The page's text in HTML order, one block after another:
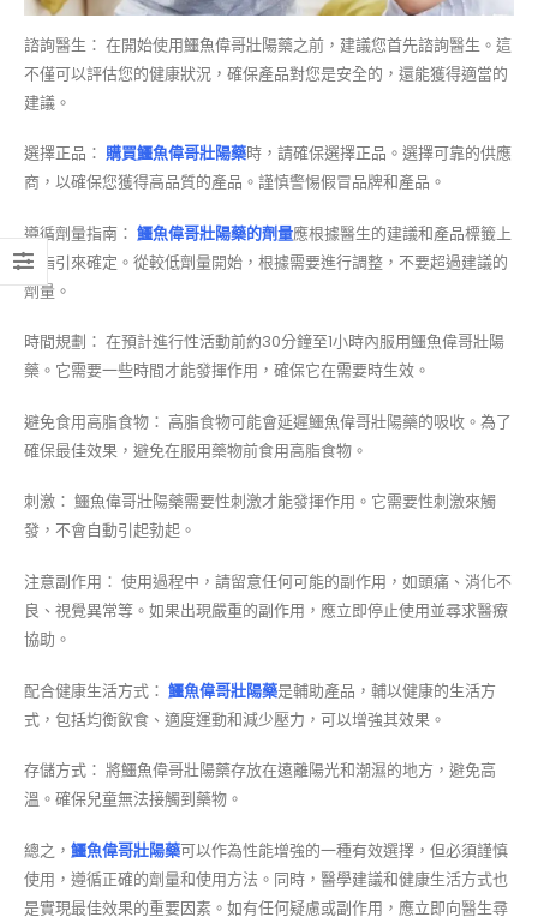
諮詢醫生： 在開始使用鱷魚偉哥壯陽藥之前，建議您首先諮詢醫生。這
不僅可以評估您的健康狀況，確保產品對您是安全的，還能獲得適當的
建議。
選擇正品： 購買鱷魚偉哥壯陽藥時，請確保選擇正品。選擇可靠的供應
商，以確保您獲得高品質的產品。謹慎警惕假冒品牌和產品。
遵循劑量指南： 鱷魚偉哥壯陽藥的劑量應根據醫生的建議和產品標籤上
的指引來確定。從較低劑量開始，根據需要進行調整，不要超過建議的
劑量。
時間規劃： 在預計進行性活動前約30分鐘至1小時內服用鱷魚偉哥壯陽
藥。它需要一些時間才能發揮作用，確保它在需要時生效。
避免食用高脂食物： 高脂食物可能會延遲鱷魚偉哥壯陽藥的吸收。為了
確保最佳效果，避免在服用藥物前食用高脂食物。
刺激： 鱷魚偉哥壯陽藥需要性刺激才能發揮作用。它需要性刺激來觸
發，不會自動引起勃起。
注意副作用： 使用過程中，請留意任何可能的副作用，如頭痛、消化不
良、視覺異常等。如果出現嚴重的副作用，應立即停止使用並尋求醫療
協助。
配合健康生活方式： 鱷魚偉哥壯陽藥是輔助產品，輔以健康的生活方
式，包括均衡飲食、適度運動和減少壓力，可以增強其效果。
存儲方式： 將鱷魚偉哥壯陽藥存放在遠離陽光和潮濕的地方，避免高
溫。確保兒童無法接觸到藥物。
總之， 鱷魚偉哥壯陽藥可以作為性能增強的一種有效選擇，但必須謹慎
使用，遵循正確的劑量和使用方法。同時，醫學建議和健康生活方式也
是實現最佳效果的重要因素。如有任何疑慮或副作用，應立即向醫生尋